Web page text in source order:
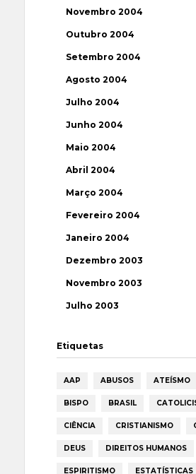
Novembro 2004
Outubro 2004
Setembro 2004
Agosto 2004
Julho 2004
Junho 2004
Maio 2004
Abril 2004
Março 2004
Fevereiro 2004
Janeiro 2004
Dezembro 2003
Novembro 2003
Julho 2003
Etiquetas
AAP ABUSOS ATEÍSMO
BISPO BRASIL
CIÊNCIA CRISTIANISMO
DEUS DIREITOS HUMANOS
ESPIRITISMO ESTATÍSTICAS